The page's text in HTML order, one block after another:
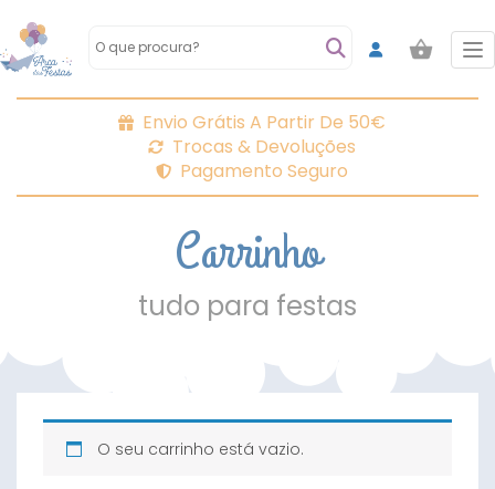
Envio Grátis A Partir De 50€
Trocas & Devoluções
Pagamento Seguro
Carrinho
tudo para festas
O seu carrinho está vazio.